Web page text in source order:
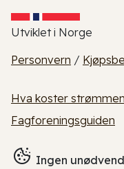
Utviklet i Norge
Personvern /
Hva koster
Fagforeningsguiden
Ingen